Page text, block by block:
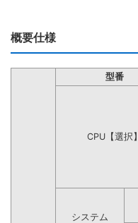
概要仕様
型番
CPU【選択】
システム